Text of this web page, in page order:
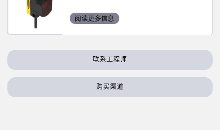
无线状态监测传感器
振动传感器
附件
阅读更多信息
联系工程师
购买渠道